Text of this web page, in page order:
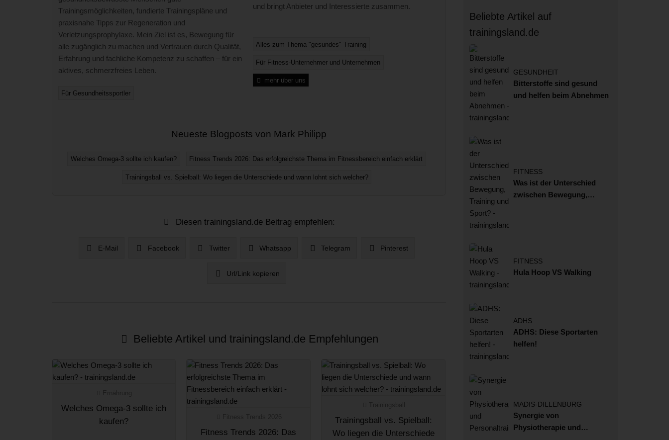
Trainingsmöglichkeiten, fundierte Trainingspläne und
praxisnahe Tipps zur Regeneration und
Verletzungsprophylaxe. Mein Ziel ist es, Bewegung für
alle zugänglich zu machen und Vertrauen durch Qualität,
Erfahrung und fachliche Kompetenz zu schaffen – für ein
aktives, schmerzfreies Leben.
Für Gesundheitssportler
und bringt Anbieter und Interessierte zusammen.
Alles zum Thema "gesundes" Training
Für Fitness-Unternehmer und Unternehmen
mehr über uns
Neueste Blogposts von Mark Philipp
Welches Omega-3 sollte ich kaufen? Fitness Trends 2026: Das erfolgreichste Thema im Fitnessbereich einfach erklärt
Trainingsball vs. Spielball: Wo liegen die Unterschiede und wann lohnt sich welcher?
Diesen trainingsland.de Beitrag empfehlen:
E-Mail Facebook Twitter Whatsapp Telegram Pinterest
Url/Link kopieren
Beliebte Artikel und trainingsland.de Empfehlungen
Welches Omega-3 sollte ich
kaufen?
Fitness Trends 2026: Das
Trainingsball vs. Spielball:
Wo liegen die Unterschiede
Beliebte Artikel auf
trainingsland.de
GESUNDHEIT
Bitterstoffe sind gesund
und helfen beim Abnehmen
FITNESS
Was ist der Unterschied
zwischen Bewegung,
FITNESS
Hula Hoop VS Walking
ADHS
ADHS: Diese Sportarten
helfen!
MADIS-DILLENBURG
Synergie von
Physiotherapie und